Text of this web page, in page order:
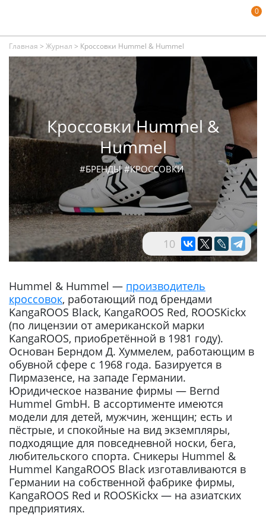
0
Главная > Журнал > Кроссовки Hummel & Hummel
Кроссовки Hummel &
Hummel
#БРЕНДЫ #КРОССОВКИ
10
Hummel & Hummel — производитель
кроссовок, работающий под брендами
KangaROOS Black, KangaROOS Red, ROOSKickx
(по лицензии от американской марки
KangaROOS, приобретённой в 1981 году).
Основан Берндом Д. Хуммелем, работающим в
обувной сфере с 1968 года. Базируется в
Пирмазенсе, на западе Германии.
Юридическое название фирмы — Bernd
Hummel GmbH. В ассортименте имеются
модели для детей, мужчин, женщин; есть и
пёстрые, и спокойные на вид экземпляры,
подходящие для повседневной носки, бега,
любительского спорта. Сникеры Hummel &
Hummel KangaROOS Black изготавливаются в
Германии на собственной фабрике фирмы,
KangaROOS Red и ROOSKickx — на азиатских
предприятиях.